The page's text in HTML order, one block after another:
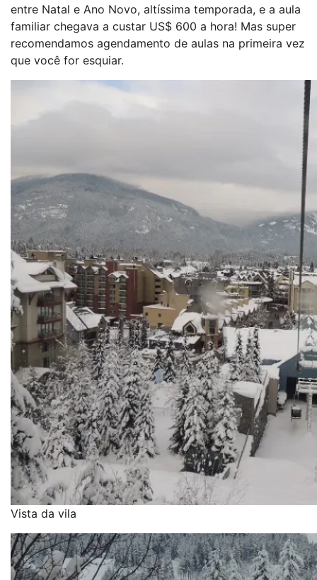
entre Natal e Ano Novo, altíssima temporada, e a aula
familiar chegava a custar US$ 600 a hora! Mas super
recomendamos agendamento de aulas na primeira vez
que você for esquiar.
Vista da vila